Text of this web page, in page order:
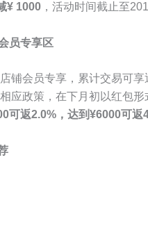
¥ 1000 ，活动时间截止至
员专享区
铺会员专享，累计交易可
应政策，在下月初以红包
可返2.0%，达到¥6000可